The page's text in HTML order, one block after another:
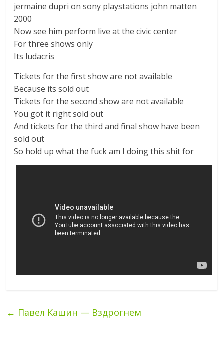
jermaine dupri on sony playstations john matten
2000
Now see him perform live at the civic center
For three shows only
Its ludacris
Tickets for the first show are not available
Because its sold out
Tickets for the second show are not available
You got it right sold out
And tickets for the third and final show have been
sold out
So hold up what the fuck am I doing this shit for
← Павел Кашин — Вздрогнем